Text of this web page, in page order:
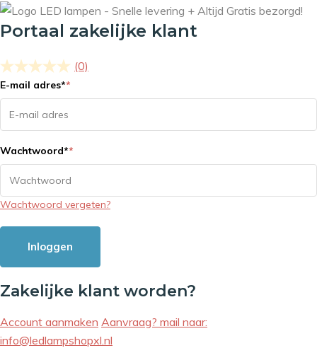
Portaal zakelijke klant
(0)
E-mail adres**
Wachtwoord**
Wachtwoord vergeten?
Inloggen
Zakelijke klant worden?
Account aanmaken Aanvraag? mail naar:
info@ledlampshopxl.nl